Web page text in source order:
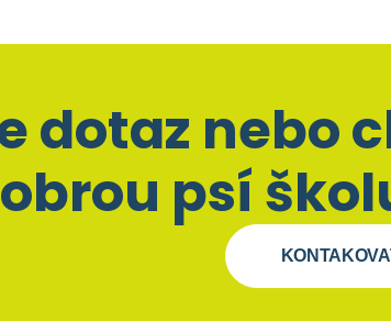
dotaz nebo
psí